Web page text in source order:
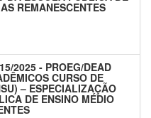
REMANESCENTES
2025 - PROEG/DEAD
CURSO DE
– ESPECIALIZAÇÃO
DE ENSINO MÉDIO